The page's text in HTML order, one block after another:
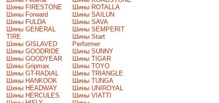
Шины FIRESTONE
Шины Forward
Шины FULDA
Шины GENERAL
TIRE
Шины GISLAVED
Шины GOODRIDE
Шины GOODYEAR
Шины Gripmax
Шины GT-RADIAL
Шины HANKOOK
Шины HEADWAY
Шины HERCULES
Шины ROTALLA
Шины SAILUN
Шины SAVA
Шины SEMPERIT
Шины Start
Performer
Шины SUNNY
Шины TIGAR
Шины TOYO
Шины TRIANGLE
Шины TUNGA
Шины UNIROYAL
Шины VIATTI